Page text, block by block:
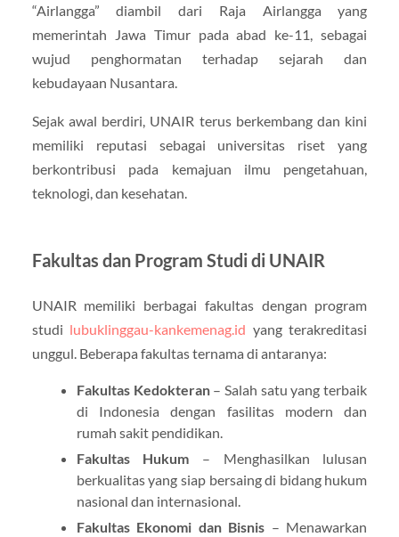
“Airlangga” diambil dari Raja Airlangga yang
memerintah Jawa Timur pada abad ke-11, sebagai
wujud penghormatan terhadap sejarah dan
kebudayaan Nusantara.
Sejak awal berdiri, UNAIR terus berkembang dan kini
memiliki reputasi sebagai universitas riset yang
berkontribusi pada kemajuan ilmu pengetahuan,
teknologi, dan kesehatan.
Fakultas dan Program Studi di UNAIR
UNAIR memiliki berbagai fakultas dengan program
studi lubuklinggau-kankemenag.id yang terakreditasi
unggul. Beberapa fakultas ternama di antaranya:
Fakultas Kedokteran– Salah satu yang terbaik
di Indonesia dengan fasilitas modern dan
rumah sakit pendidikan.
Fakultas Hukum – Menghasilkan lulusan
berkualitas yang siap bersaing di bidang hukum
nasional dan internasional.
Fakultas Ekonomi dan Bisnis – Menawarkan